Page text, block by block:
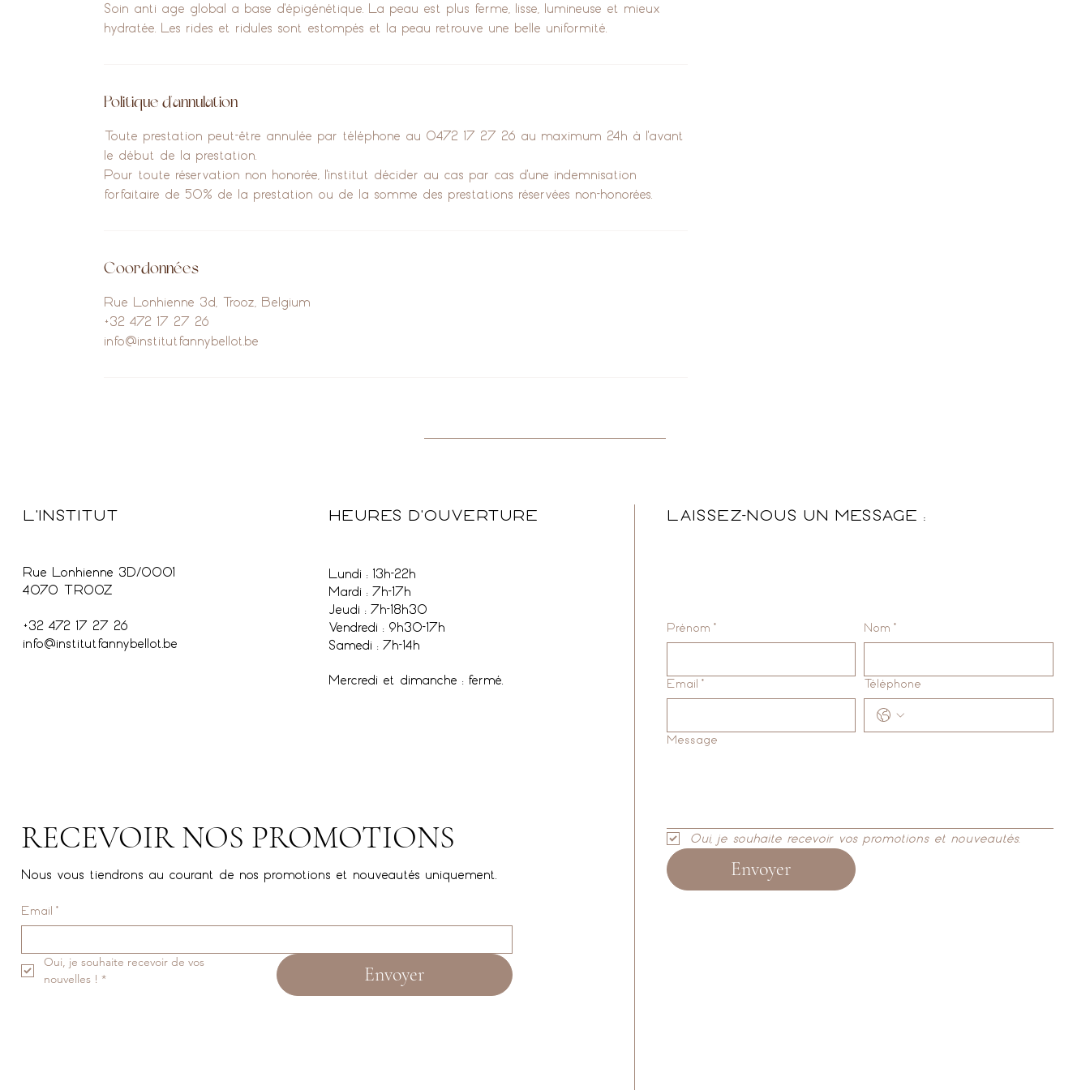
Soin anti age global a base d'épigénétique. La peau est plus ferme, lisse, lumineuse et mieux
hydratée. Les rides et ridules sont estompés et la peau retrouve une belle uniformité.
Politique d'annulation
Toute prestation peut-être annulée par téléphone au 0472 17 27 26 au maximum 24h à l'avant
le début de la prestation.
Pour toute réservation non honorée, l'institut décider au cas par cas d'une indemnisation
forfaitaire de 50% de la prestation ou de la somme des prestations réservées non-honorées.
Coordonnées
Rue Lonhienne 3d, Trooz, Belgium
+32 472 17 27 26
info@institutfannybellot.be
L'INSTITUT
Rue Lonhienne 3D/0001
4070 TROOZ
+32 472 17 27 26
info@institutfannybellot.be
HEURES D'OUVERTURE
Lundi : 13h-22h
Mardi : 7h-17h
Jeudi : 7h-18h30
Vendredi : 9h30-17h
Samedi : 7h-14h
Mercredi et dimanche : fermé.
LAISSEZ-NOUS UN MESSAGE :
Prénom * Nom *
Email * Téléphone
Message
Oui, je souhaite recevoir vos promotions et nouveautés.
Envoyer
RECEVOIR NOS PROMOTIONS
Nous vous tiendrons au courant de nos promotions et nouveautés uniquement.
Email *
Oui, je souhaite recevoir de vos
nouvelles ! * Envoyer